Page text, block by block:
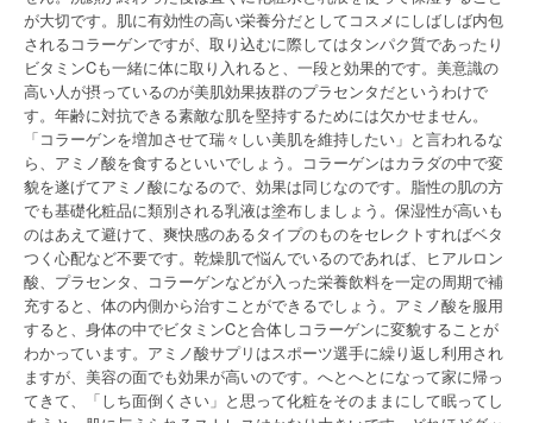
が大切です。肌に有効性の高い栄養分だとしてコスメにしばしば内包
されるコラーゲンですが、取り込むに際してはタンパク質であったり
ビタミンCも一緒に体に取り入れると、一段と効果的です。美意識の
高い人が摂っているのが美肌効果抜群のプラセンタだというわけで
す。年齢に対抗できる素敵な肌を堅持するためには欠かせません。
「コラーゲンを増加させて瑞々しい美肌を維持したい」と言われるな
ら、アミノ酸を食するといいでしょう。コラーゲンはカラダの中で変
貌を遂げてアミノ酸になるので、効果は同じなのです。脂性の肌の方
でも基礎化粧品に類別される乳液は塗布しましょう。保湿性が高いも
のはあえて避けて、爽快感のあるタイプのものをセレクトすればベタ
つく心配など不要です。乾燥肌で悩んでいるのであれば、ヒアルロン
酸、プラセンタ、コラーゲンなどが入った栄養飲料を一定の周期で補
充すると、体の内側から治すことができるでしょう。アミノ酸を服用
すると、身体の中でビタミンCと合体しコラーゲンに変貌することが
わかっています。アミノ酸サプリはスポーツ選手に繰り返し利用され
ますが、美容の面でも効果が高いのです。へとへとになって家に帰っ
てきて、「しち面倒くさい」と思って化粧をそのままにして眠ってし